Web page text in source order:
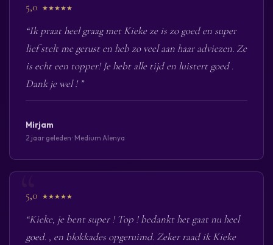
5,0 ★★★★★
“Ik praat heel graag met Kieke ze is zo goed en super
lief stelt me gerust en heb zo veel aan haar adviezen. Ze
is echt een topper! Je hebt alle tijd en luistert goed .
Dank je wel ! ”
Mirjam
2 jaar geleden · Medium Alenya
5,0 ★★★★★
“Kieke, je bent super ! Top ! bedankt het gaat nu heel
goed. , en blokkades opgeruimd. Zeker raad ik Kieke